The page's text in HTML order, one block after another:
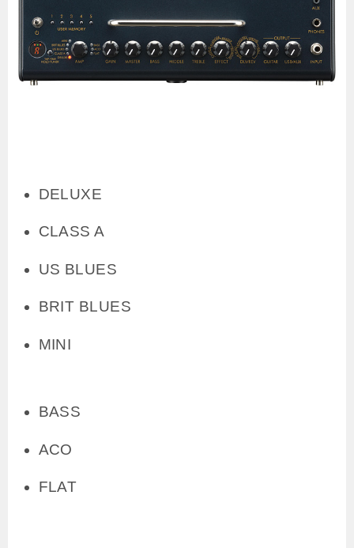
DELUXE
CLASS A
US BLUES
BRIT BLUES
MINI
BASS
ACO
FLAT